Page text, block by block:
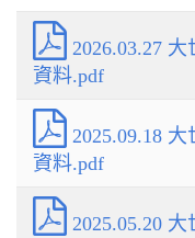
2026.03.27
資料.pdf
2025.09.18
資料.pdf
2025.05.20